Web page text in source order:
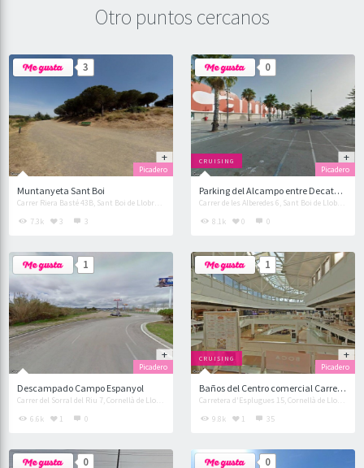
Otro puntos cercanos
3
Muntanyeta Sant Boi
Picadero
7.3k 3 3
0
CRUISING
Parking del Alcampo entre Decathlon y Leroy Merlin
Picadero
8.1k 0 0
1
Descampado Campo Espanyol
Picadero
6.6k 1 0
1
CRUISING
Baños del Centro comercial Carrefour de Cornellà
Picadero
9.8k 1 35
0 0